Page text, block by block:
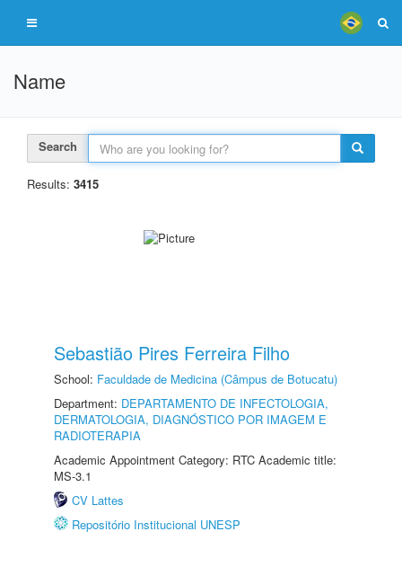
Name
Search
Results: 3415
Sebastião Pires Ferreira Filho
School: Faculdade de Medicina (Câmpus de Botucatu)
Department: DEPARTAMENTO DE INFECTOLOGIA,
DERMATOLOGIA, DIAGNÓSTICO POR IMAGEM E
RADIOTERAPIA
Academic Appointment Category: RTC Academic title:
MS-3.1
CV Lattes
Repositório Institucional UNESP